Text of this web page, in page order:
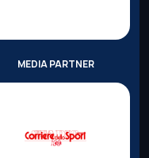
MEDIA PARTNER